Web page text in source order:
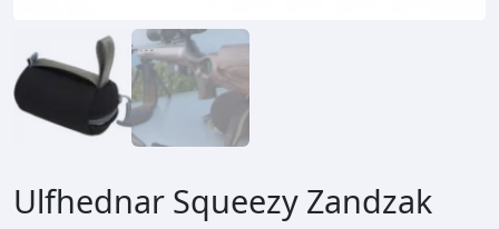
Ulfhednar Squeezy Zandzak